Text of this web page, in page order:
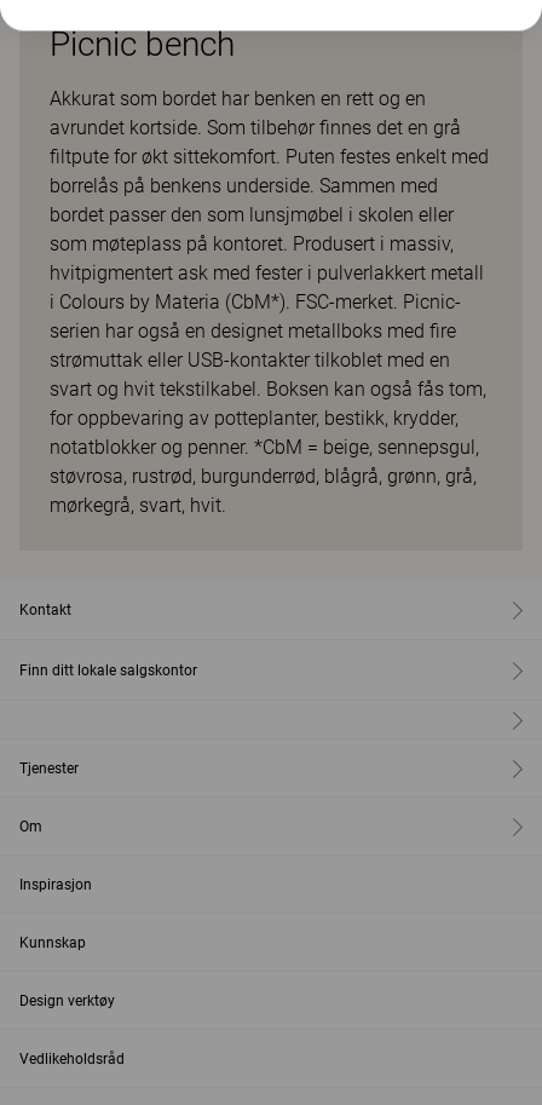
Picnic bench
Akkurat som bordet har benken en rett og en
avrundet kortside. Som tilbehør finnes det en grå
filtpute for økt sittekomfort. Puten festes enkelt med
borrelås på benkens underside. Sammen med
bordet passer den som lunsjmøbel i skolen eller
som møteplass på kontoret. Produsert i massiv,
hvitpigmentert ask med fester i pulverlakkert metall
i Colours by Materia (CbM*). FSC-merket. Picnic-
serien har også en designet metallboks med fire
strømuttak eller USB-kontakter tilkoblet med en
svart og hvit tekstilkabel. Boksen kan også fås tom,
for oppbevaring av potteplanter, bestikk, krydder,
notatblokker og penner. *CbM = beige, sennepsgul,
støvrosa, rustrød, burgunderrød, blågrå, grønn, grå,
mørkegrå, svart, hvit.
Kontakt
Finn ditt lokale salgskontor
Tjenester
Om
Inspirasjon
Kunnskap
Design verktøy
Vedlikeholdsråd